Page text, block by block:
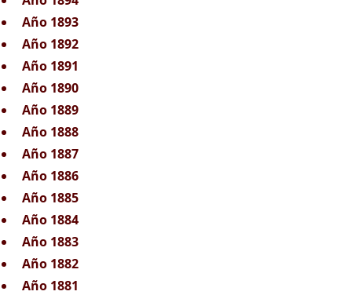
Año 1893
Año 1892
Año 1891
Año 1890
Año 1889
Año 1888
Año 1887
Año 1886
Año 1885
Año 1884
Año 1883
Año 1882
Año 1881